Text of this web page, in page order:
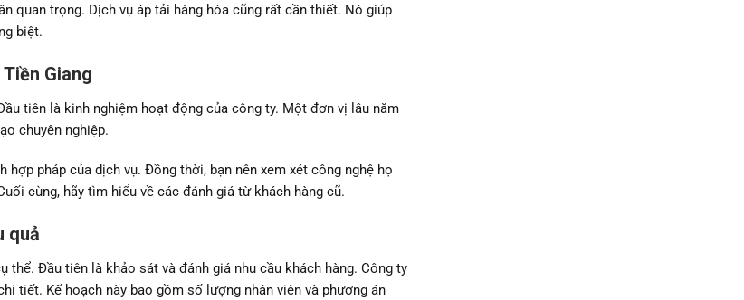
quan trọng. Dịch vụ áp tải hàng hóa cũng rất cần thiết. Nó giúp
biệt.
Giang
tiên là kinh nghiệm hoạt động của công ty. Một đơn vị lâu năm
chuyên nghiệp.
pháp của dịch vụ. Đồng thời, bạn nên xem xét công nghệ họ
cùng, hãy tìm hiểu về các đánh giá từ khách hàng cũ.
quả
thể. Đầu tiên là khảo sát và đánh giá nhu cầu khách hàng. Công ty
tiết. Kế hoạch này bao gồm số lượng nhân viên và phương án